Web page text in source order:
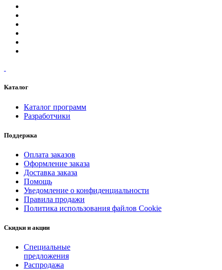
Каталог
Каталог программ
Разработчики
Поддержка
Оплата заказов
Оформление заказа
Доставка заказа
Помощь
Уведомление о конфиденциальности
Правила продажи
Политика использования файлов Cookie
Скидки и акции
Специальные
предложения
Распродажа